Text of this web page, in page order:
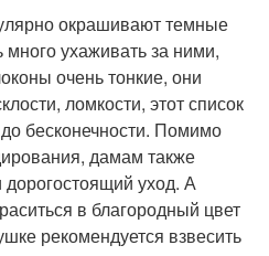
окрашивают темные
ухаживать за ними,
очень тонкие, они
ломкости, этот список
бесконечности. Помимо
дамам также
дорогостоящий уход. А
в благородный цвет
рекомендуется взвесить